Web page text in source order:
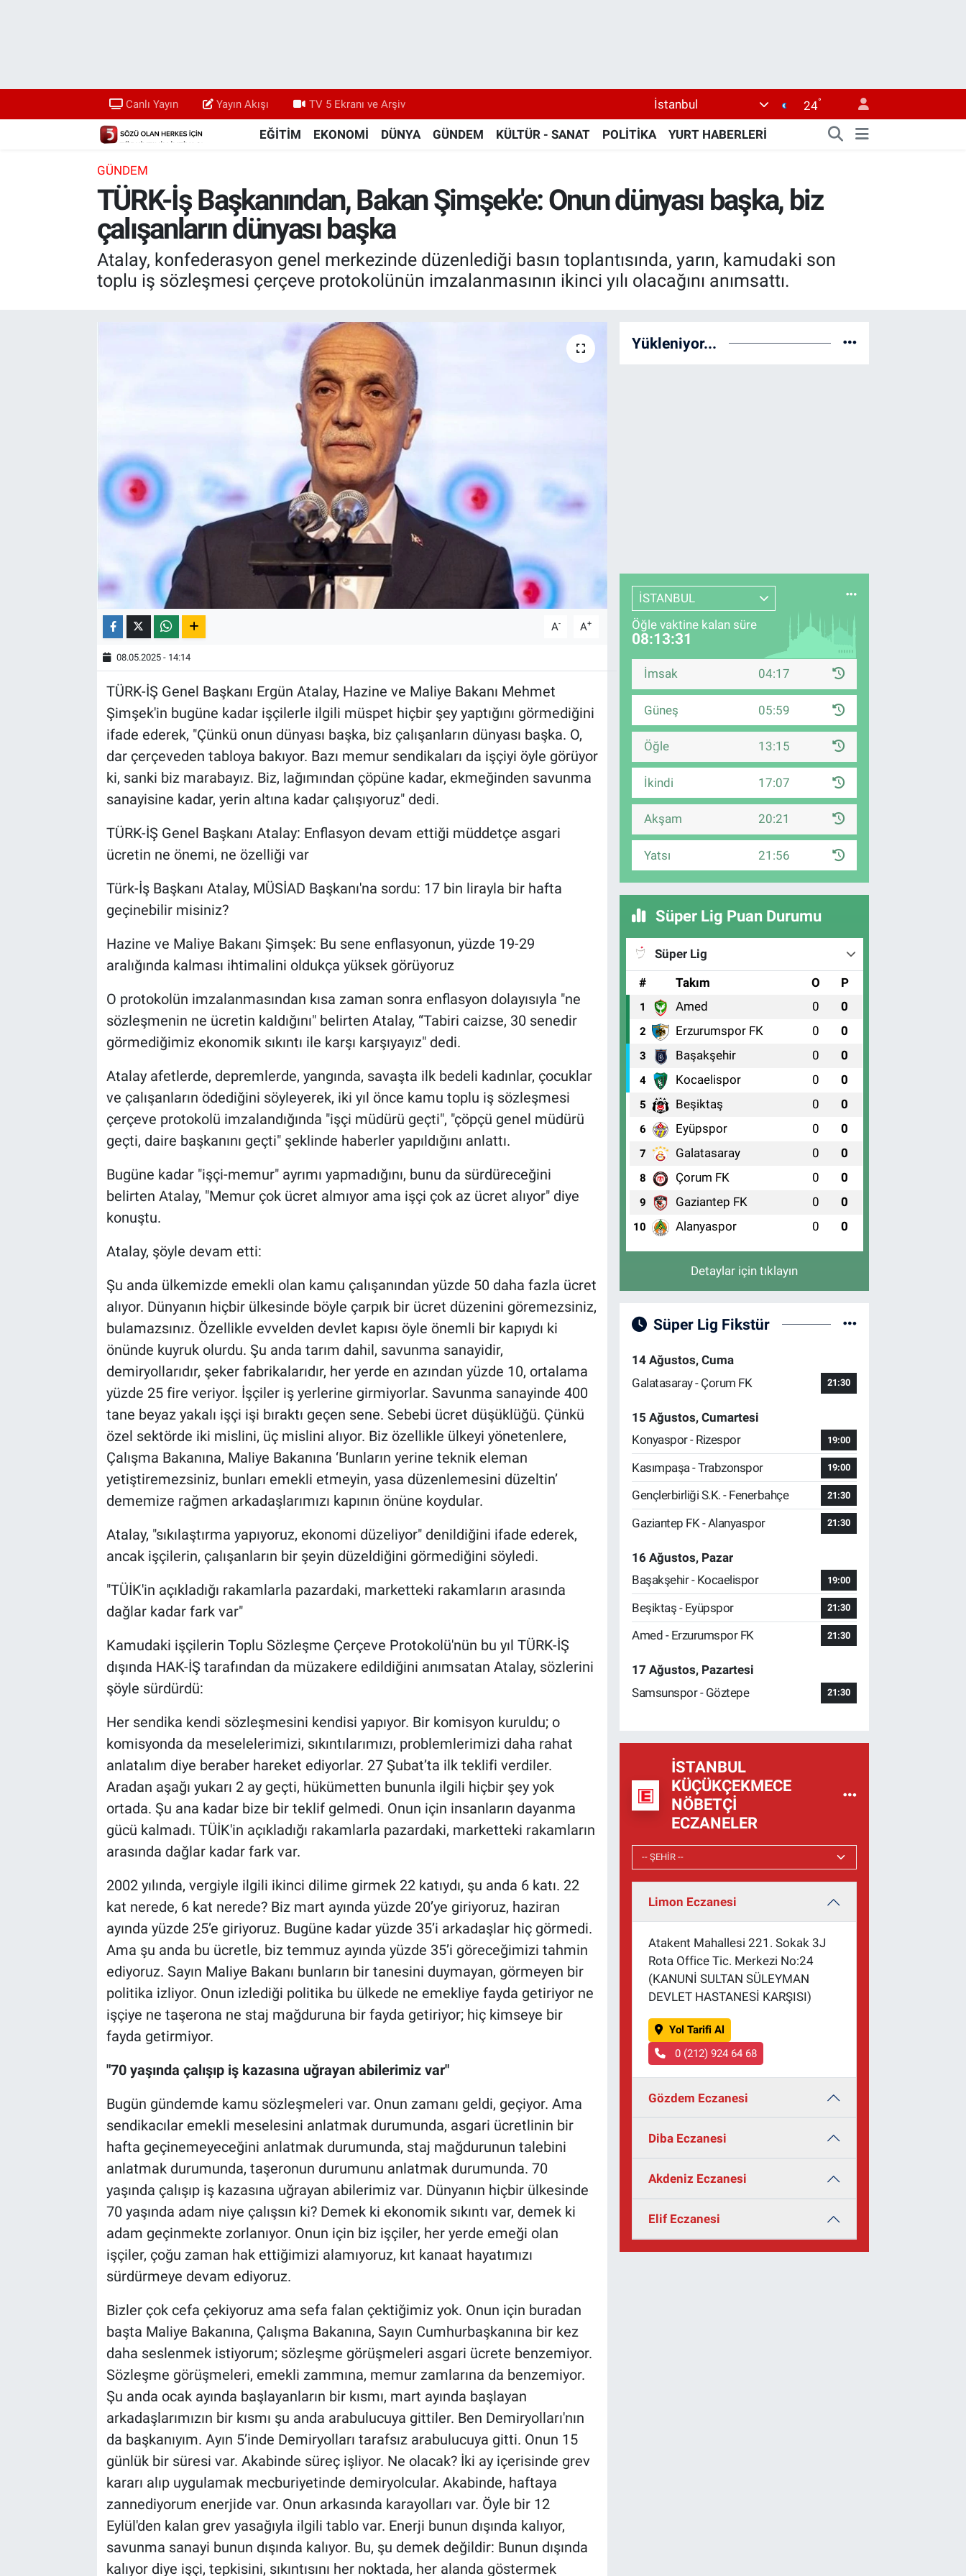
Canlı Yayın Yayın Akışı TV 5 Ekranı ve Arşiv İstanbul 24°
EĞİTİM EKONOMİ DÜNYA GÜNDEM KÜLTÜR - SANAT POLİTİKA YURT HABERLERİ
GÜNDEM
TÜRK-İş Başkanından, Bakan Şimşek'e: Onun dünyası başka, biz
çalışanların dünyası başka
Atalay, konfederasyon genel merkezinde düzenlediği basın toplantısında, yarın, kamudaki son
toplu iş sözleşmesi çerçeve protokolünün imzalanmasının ikinci yılı olacağını anımsattı.
A- A+
08.05.2025 - 14:14
TÜRK-İŞ Genel Başkanı Ergün Atalay, Hazine ve Maliye Bakanı Mehmet
Şimşek'in bugüne kadar işçilerle ilgili müspet hiçbir şey yaptığını görmediğini
ifade ederek, "Çünkü onun dünyası başka, biz çalışanların dünyası başka. O,
dar çerçeveden tabloya bakıyor. Bazı memur sendikaları da işçiyi öyle görüyor
ki, sanki biz marabayız. Biz, lağımından çöpüne kadar, ekmeğinden savunma
sanayisine kadar, yerin altına kadar çalışıyoruz" dedi.
TÜRK-İŞ Genel Başkanı Atalay: Enflasyon devam ettiği müddetçe asgari
ücretin ne önemi, ne özelliği var
Türk-İş Başkanı Atalay, MÜSİAD Başkanı'na sordu: 17 bin lirayla bir hafta
geçinebilir misiniz?
Hazine ve Maliye Bakanı Şimşek: Bu sene enflasyonun, yüzde 19-29
aralığında kalması ihtimalini oldukça yüksek görüyoruz
O protokolün imzalanmasından kısa zaman sonra enflasyon dolayısıyla "ne
sözleşmenin ne ücretin kaldığını" belirten Atalay, “Tabiri caizse, 30 senedir
görmediğimiz ekonomik sıkıntı ile karşı karşıyayız" dedi.
Atalay afetlerde, depremlerde, yangında, savaşta ilk bedeli kadınlar, çocuklar
ve çalışanların ödediğini söyleyerek, iki yıl önce kamu toplu iş sözleşmesi
çerçeve protokolü imzalandığında "işçi müdürü geçti", "çöpçü genel müdürü
geçti, daire başkanını geçti" şeklinde haberler yapıldığını anlattı.
Bugüne kadar "işçi-memur" ayrımı yapmadığını, bunu da sürdüreceğini
belirten Atalay, "Memur çok ücret almıyor ama işçi çok az ücret alıyor" diye
konuştu.
Atalay, şöyle devam etti:
Şu anda ülkemizde emekli olan kamu çalışanından yüzde 50 daha fazla ücret
alıyor. Dünyanın hiçbir ülkesinde böyle çarpık bir ücret düzenini göremezsiniz,
bulamazsınız. Özellikle evvelden devlet kapısı öyle önemli bir kapıydı ki
önünde kuyruk olurdu. Şu anda tarım dahil, savunma sanayidir,
demiryollarıdır, şeker fabrikalarıdır, her yerde en azından yüzde 10, ortalama
yüzde 25 fire veriyor. İşçiler iş yerlerine girmiyorlar. Savunma sanayinde 400
tane beyaz yakalı işçi işi bıraktı geçen sene. Sebebi ücret düşüklüğü. Çünkü
özel sektörde iki mislini, üç mislini alıyor. Biz özellikle ülkeyi yönetenlere,
Çalışma Bakanına, Maliye Bakanına ‘Bunların yerine teknik eleman
yetiştiremezsiniz, bunları emekli etmeyin, yasa düzenlemesini düzeltin’
dememize rağmen arkadaşlarımızı kapının önüne koydular.
Atalay, "sıkılaştırma yapıyoruz, ekonomi düzeliyor" denildiğini ifade ederek,
ancak işçilerin, çalışanların bir şeyin düzeldiğini görmediğini söyledi.
"TÜİK'in açıkladığı rakamlarla pazardaki, marketteki rakamların arasında
dağlar kadar fark var"
Kamudaki işçilerin Toplu Sözleşme Çerçeve Protokolü'nün bu yıl TÜRK-İŞ
dışında HAK-İŞ tarafından da müzakere edildiğini anımsatan Atalay, sözlerini
şöyle sürdürdü:
Her sendika kendi sözleşmesini kendisi yapıyor. Bir komisyon kuruldu; o
komisyonda da meselelerimizi, sıkıntılarımızı, problemlerimizi daha rahat
anlatalım diye beraber hareket ediyorlar. 27 Şubat’ta ilk teklifi verdiler.
Aradan aşağı yukarı 2 ay geçti, hükümetten bununla ilgili hiçbir şey yok
ortada. Şu ana kadar bize bir teklif gelmedi. Onun için insanların dayanma
gücü kalmadı. TÜİK'in açıkladığı rakamlarla pazardaki, marketteki rakamların
arasında dağlar kadar fark var.
2002 yılında, vergiyle ilgili ikinci dilime girmek 22 katıydı, şu anda 6 katı. 22
kat nerede, 6 kat nerede? Biz mart ayında yüzde 20’ye giriyoruz, haziran
ayında yüzde 25’e giriyoruz. Bugüne kadar yüzde 35’i arkadaşlar hiç görmedi.
Ama şu anda bu ücretle, biz temmuz ayında yüzde 35’i göreceğimizi tahmin
ediyoruz. Sayın Maliye Bakanı bunların bir tanesini duymayan, görmeyen bir
politika izliyor. Onun izlediği politika bu ülkede ne emekliye fayda getiriyor ne
işçiye ne taşerona ne staj mağduruna bir fayda getiriyor; hiç kimseye bir
fayda getirmiyor.
"70 yaşında çalışıp iş kazasına uğrayan abilerimiz var"
Bugün gündemde kamu sözleşmeleri var. Onun zamanı geldi, geçiyor. Ama
sendikacılar emekli meselesini anlatmak durumunda, asgari ücretlinin bir
hafta geçinemeyeceğini anlatmak durumunda, staj mağdurunun talebini
anlatmak durumunda, taşeronun durumunu anlatmak durumunda. 70
yaşında çalışıp iş kazasına uğrayan abilerimiz var. Dünyanın hiçbir ülkesinde
70 yaşında adam niye çalışsın ki? Demek ki ekonomik sıkıntı var, demek ki
adam geçinmekte zorlanıyor. Onun için biz işçiler, her yerde emeği olan
işçiler, çoğu zaman hak ettiğimizi alamıyoruz, kıt kanaat hayatımızı
sürdürmeye devam ediyoruz.
Bizler çok cefa çekiyoruz ama sefa falan çektiğimiz yok. Onun için buradan
başta Maliye Bakanına, Çalışma Bakanına, Sayın Cumhurbaşkanına bir kez
daha seslenmek istiyorum; sözleşme görüşmeleri asgari ücrete benzemiyor.
Sözleşme görüşmeleri, emekli zammına, memur zamlarına da benzemiyor.
Şu anda ocak ayında başlayanların bir kısmı, mart ayında başlayan
arkadaşlarımızın bir kısmı şu anda arabulucuya gittiler. Ben Demiryolları'nın
da başkanıyım. Ayın 5’inde Demiryolları tarafsız arabulucuya gitti. Onun 15
günlük bir süresi var. Akabinde süreç işliyor. Ne olacak? İki ay içerisinde grev
kararı alıp uygulamak mecburiyetinde demiryolcular. Akabinde, haftaya
zannediyorum enerjide var. Onun arkasında karayolları var. Öyle bir 12
Eylül'den kalan grev yasağıyla ilgili tablo var. Enerji bunun dışında kalıyor,
savunma sanayi bunun dışında kalıyor. Bu, şu demek değildir: Bunun dışında
kalıyor diye işçi, tepkisini, sıkıntısını her noktada, her alanda göstermek
Yükleniyor...
İSTANBUL
Öğle vaktine kalan süre
08:13:30
İmsak 04:17
Güneş 05:59
Öğle 13:15
İkindi 17:07
Akşam 20:21
Yatsı 21:56
Süper Lig Puan Durumu
Süper Lig
#
Takım O P
1 Amed 0 0
2 Erzurumspor FK 0 0
3 Başakşehir 0 0
4 Kocaelispor 0 0
5 Beşiktaş 0 0
6 Eyüpspor 0 0
7 Galatasaray 0 0
8 Çorum FK 0 0
9 Gaziantep FK 0 0
10 Alanyaspor 0 0
Detaylar için tıklayın
Süper Lig Fikstür
14 Ağustos, Cuma
Galatasaray - Çorum FK
21:30
15 Ağustos, Cumartesi
Konyaspor - Rizespor
19:00
Kasımpaşa - Trabzonspor 19:00
Gençlerbirliği S.K. - Fenerbahçe 21:30
Gaziantep FK - Alanyaspor 21:30
16 Ağustos, Pazar
Başakşehir - Kocaelispor
19:00
Beşiktaş - Eyüpspor 21:30
Amed - Erzurumspor FK 21:30
17 Ağustos, Pazartesi
Samsunspor - Göztepe
21:30
İSTANBUL
KÜÇÜKÇEKMECE
NÖBETÇI
ECZANELER
Limon Eczanesi
Atakent Mahallesi 221. Sokak 3J
Rota Office Tic. Merkezi No:24
(KANUNİ SULTAN SÜLEYMAN
DEVLET HASTANESİ KARŞISI)
Yol Tarifi Al
0 (212) 924 64 68
Gözdem Eczanesi
Diba Eczanesi
Akdeniz Eczanesi
Elif Eczanesi
Yayın Akışı
TV 5 Ekranı ve Arşiv